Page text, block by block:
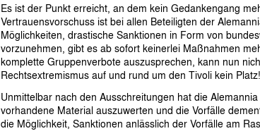
Es ist der Punkt erreicht, an dem kein Gedankengang
Vertrauensvorschuss ist bei allen Beteiligten der
Möglichkeiten, drastische Sanktionen in Form von
vorzunehmen, gibt es ab sofort keinerlei Maßnahmen
komplette Gruppenverbote auszusprechen, kann nun
Rechtsextremismus auf und rund um den Tivoli kein Platz!
Unmittelbar nach den Ausschreitungen hat die
vorhandene Material auszuwerten und die Vorfälle
die Möglichkeit, Sanktionen anlässlich der Vorfälle am